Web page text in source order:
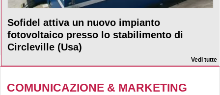
Sofidel attiva un nuovo impianto
fotovoltaico presso lo stabilimento di
Circleville (Usa)
Vedi tutte
COMUNICAZIONE & MARKETING